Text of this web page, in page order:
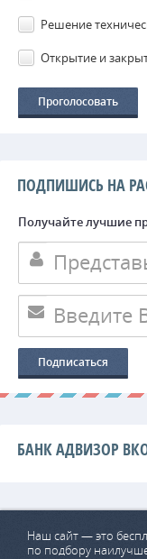
Решение
Открытие и
ПОДПИШИСЬ НА
Получайте лучшие
БАНК АДВИЗОР
Наш сайт — это
по подбору